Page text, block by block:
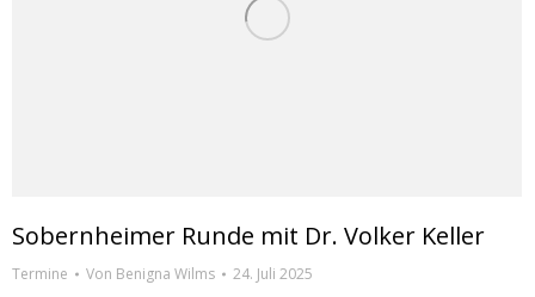
Sobernheimer Runde mit Dr. Volker Keller
Termine Von Benigna Wilms 24. Juli 2025